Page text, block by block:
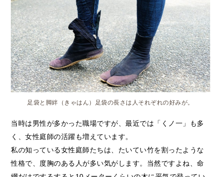
足袋と脚絆（きゃはん）足袋の長さは人それぞれの好みが。
当時は男性が多かった職場ですが、最近では「くノ一」も多
く、女性庭師の活躍も増えています。
私の知っている女性庭師たちは、たいてい竹を割ったような
性格で、度胸のある人が多い気がします。当然ですよね、命